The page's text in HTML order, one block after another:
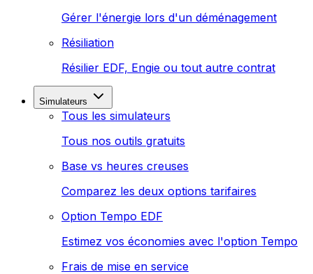
Gérer l'énergie lors d'un déménagement
Résiliation
Résilier EDF, Engie ou tout autre contrat
Simulateurs
Tous les simulateurs
Tous nos outils gratuits
Base vs heures creuses
Comparez les deux options tarifaires
Option Tempo EDF
Estimez vos économies avec l'option Tempo
Frais de mise en service